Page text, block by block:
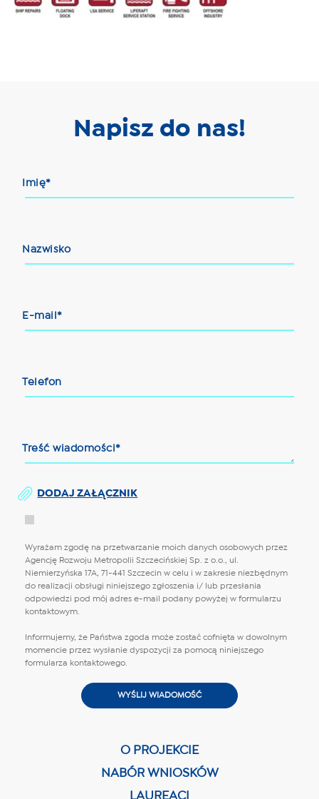
O PROJEKCIE
NABÓR WNIOSKÓW
LAUREACI
Napisz do nas!
Imię*
Nazwisko
E-mail*
Telefon
Treść wiadomości*
DODAJ ZAŁĄCZNIK
Wyrażam zgodę na przetwarzanie moich danych osobowych przez
Agencję Rozwoju Metropolii Szczecińskiej Sp. z o.o., ul.
Niemierzyńska 17A, 71-441 Szczecin w celu i w zakresie niezbędnym
do realizacji obsługi niniejszego zgłoszenia i/ lub przesłania
odpowiedzi pod mój adres e-mail podany powyżej w formularzu
kontaktowym.
Informujemy, że Państwa zgoda może zostać cofnięta w dowolnym
momencie przez wysłanie dyspozycji za pomocą niniejszego
formularza kontaktowego.